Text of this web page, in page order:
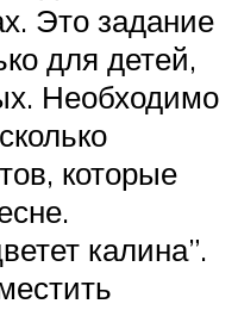
Это задание
для детей,
Необходимо
которые
калина”.